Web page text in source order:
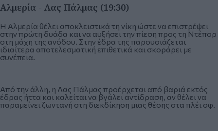
Αλμερία - Λας Πάλμας (19:30)
Η Αλμερία θέλει αποκλειστικά τη νίκη ώστε να επιστρέψει
στην πρώτη δυάδα και να αυξήσει την πίεση προς τη Ντέπορ
στη μάχη της ανόδου. Στην έδρα της παρουσιάζεται
ιδιαίτερα αποτελεσματική επιθετικά και σκοράρει με
συνέπεια.
Από την άλλη, η Λας Πάλμας προέρχεται από βαριά εκτός
έδρας ήττα και καλείται να βγάλει αντίδραση, αν θέλει να
παραμείνει ζωντανή στη διεκδίκηση μιας θέσης στα πλέι οφ.